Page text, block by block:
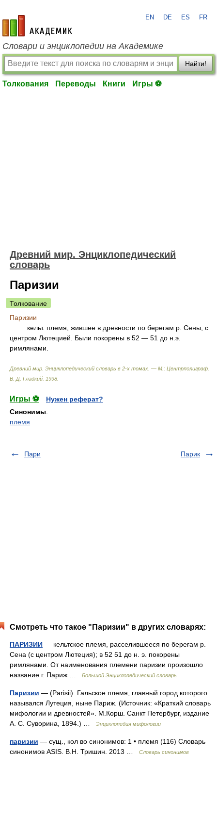
academic.ru
EN DE ES FR
Словари и энциклопедии на Академике
Найти!
Толкования Переводы Книги Игры ⚽
Древний мир. Энциклопедический
словарь
Паризии
Толкование
Паризии
кельт. племя, жившее в древности по берегам р. Сены, с
центром Лютецией. Были покорены в 52 — 51 до н.э.
римлянами.
Древний мир. Энциклопедический словарь в 2-х томах. — М.: Центрполиграф
В. Д. Гладкий 1998
Игры ⚽
Нужен реферат?
Синонимы:
племя
Пари Парик
Смотреть что такое "Паризии" в других словарях:
ПАРИЗИИ — кельтское племя, расселившееся по берегам р.
Сена (с центром Лютеция); в 52 51 до н. э. покорены
римлянами. От наименования племени паризии произошло
название г. Париж …
Большой Энциклопедический словарь
Паризии — (Parisii). Гальское племя, главный город которого
назывался Лутеция, ныне Париж. (Источник: «Краткий словарь
мифологии и древностей». М.Корш. Санкт Петербург, издание
А. С. Суворина, 1894.) …
Энциклопедия мифологии
паризии — сущ., кол во синонимов: 1 • племя (116) Словарь
синонимов ASIS. В.Н. Тришин. 2013 …
Словарь синонимов